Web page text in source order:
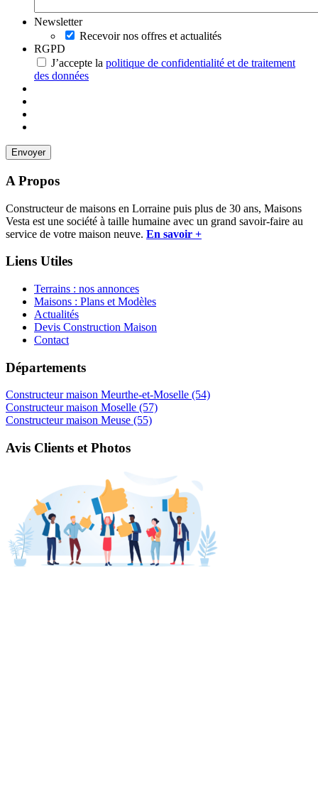
Newsletter
Recevoir nos offres et actualités
RGPD
J’accepte la politique de confidentialité et de traitement
des données
A Propos
Constructeur de maisons en Lorraine puis plus de 30 ans, Maisons
Vesta est une société à taille humaine avec un grand savoir-faire au
service de votre maison neuve. En savoir +
Liens Utiles
Terrains : nos annonces
Maisons : Plans et Modèles
Actualités
Devis Construction Maison
Contact
Départements
Constructeur maison Meurthe-et-Moselle (54)
Constructeur maison Moselle (57)
Constructeur maison Meuse (55)
Avis Clients et Photos